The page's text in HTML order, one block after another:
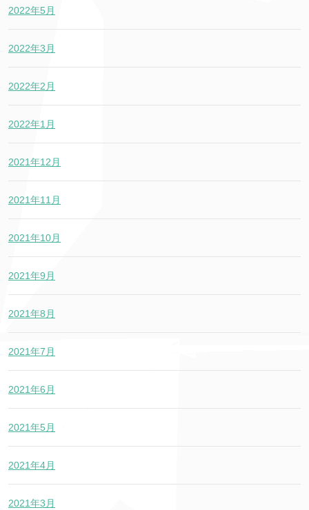
2022年5月
2022年3月
2022年2月
2022年1月
2021年12月
2021年11月
2021年10月
2021年9月
2021年8月
2021年7月
2021年6月
2021年5月
2021年4月
2021年3月